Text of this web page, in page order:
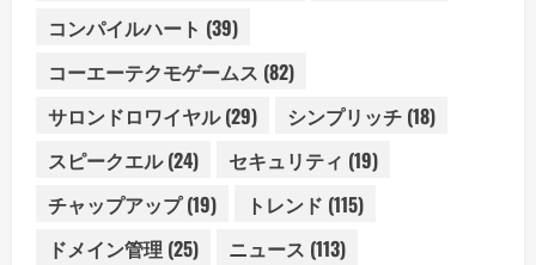
コンパイルハート (39)
コーエーテクモゲームス (82)
サロンドロワイヤル(29) シンプリッチ (18)
スピークエル(24) セキュリティ (19)
チャップアップ(19) トレンド (115)
ドメイン管理 (25) ニュース (113)